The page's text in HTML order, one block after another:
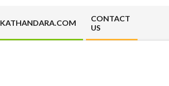
KATHANDARA.COM
CONTACT
US